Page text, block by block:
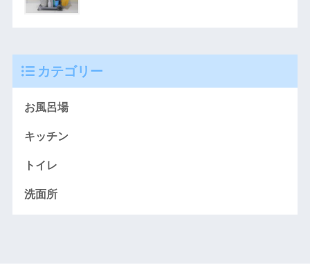
カテゴリー
お風呂場
キッチン
トイレ
洗面所